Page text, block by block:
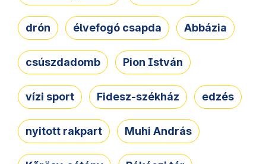
drón élvefogó csapda Abbázia
csúszdadomb Pion István
vízi sport Fidesz-székház edzés
nyitott rakpart Muhi András